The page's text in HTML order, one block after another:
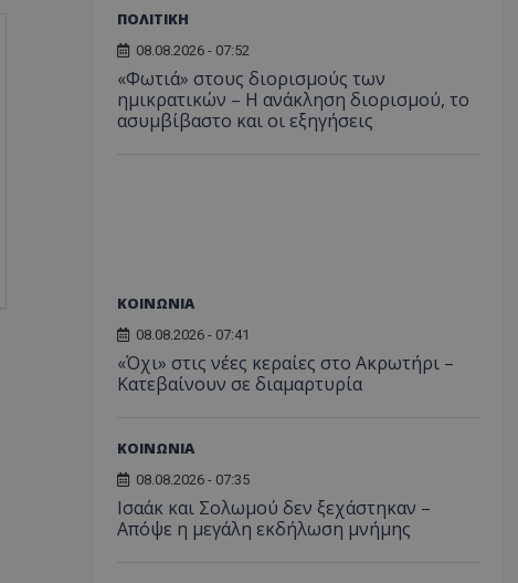
ΠΟΛΙΤΙΚΗ
08.08.2026 - 07:52
«Φωτιά» στους διορισμούς των
ημικρατικών – Η ανάκληση διορισμού, το
ασυμβίβαστο και οι εξηγήσεις
ΚΟΙΝΩΝΙΑ
08.08.2026 - 07:41
«Όχι» στις νέες κεραίες στο Ακρωτήρι –
Κατεβαίνουν σε διαμαρτυρία
ΚΟΙΝΩΝΙΑ
08.08.2026 - 07:35
Ισαάκ και Σολωμού δεν ξεχάστηκαν –
Απόψε η μεγάλη εκδήλωση μνήμης